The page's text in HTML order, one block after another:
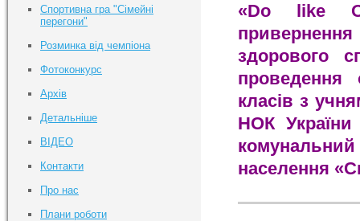
«Do like
привернення
здорового
проведення
класів з
НОК України
населення
Спортивна гра "Сімейні
перегони"
Розминка від чемпіона
Фотоконкурс
Архів
Детальніше
ВІДЕО
Контакти
Про нас
Плани роботи